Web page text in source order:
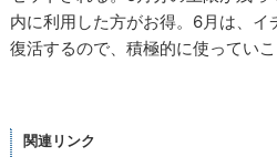
内に利用した方がお得。6月は、
復活するので、積極的に使ってい
関連リンク